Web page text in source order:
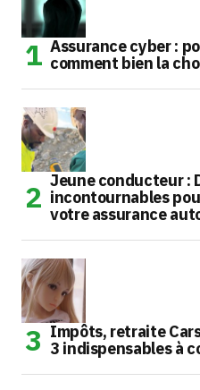
Assurance cyber :
comment bien la
Jeune conducteur :
incontournables
votre assurance
Impôts, retraite
3 indispensables à